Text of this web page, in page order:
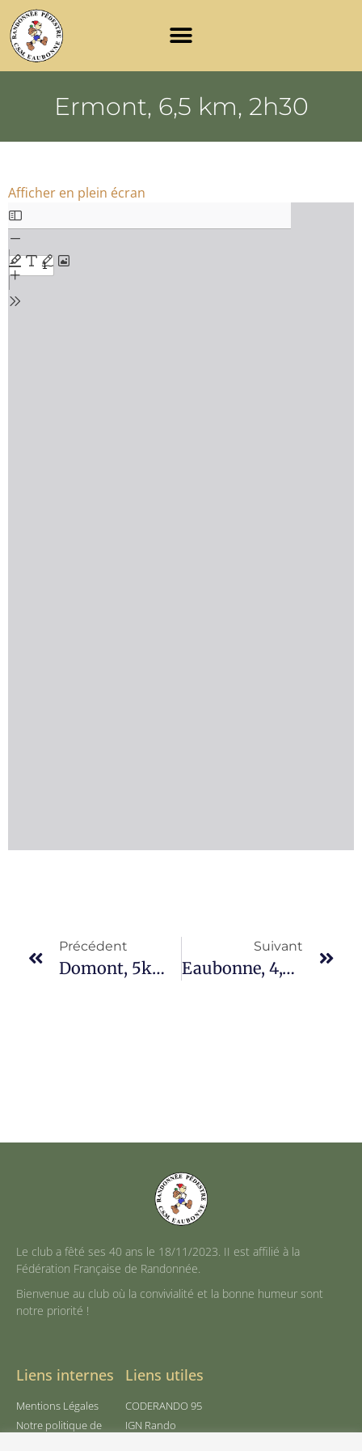
Ermont, 6,5 km, 2h30
Afficher en plein écran
Précédent
Domont, 5km, 2 h
Suivant
Eaubonne, 4,5 km – 2 h ou 9 km – 3 h 30
Le club a fêté ses 40 ans le 18/11/2023. II est affilié à la
Fédération Française de Randonnée.
Bienvenue au club où la convivialité et la bonne humeur sont
notre priorité !
Liens internes
Mentions Légales
Notre politique de
Liens utiles
CODERANDO 95
IGN Rando